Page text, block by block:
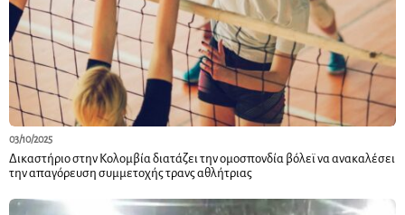
03/10/2025
Δικαστήριο στην Κολομβία διατάζει την ομοσπονδία βόλεϊ να ανακαλέσει
την απαγόρευση συμμετοχής τρανς αθλήτριας